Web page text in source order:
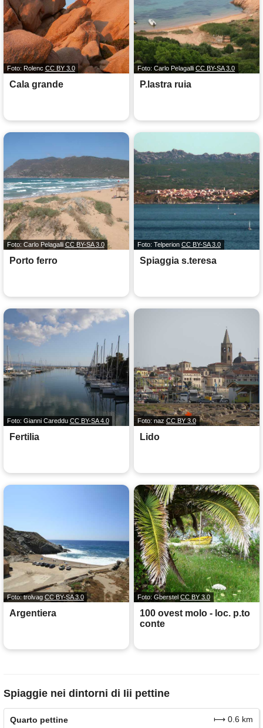
Foto: Rolenc CC BY 3.0
Cala grande
Foto: Carlo Pelagalli CC BY-SA 3.0
P.lastra ruia
Foto: Carlo Pelagalli CC BY-SA 3.0
Porto ferro
Foto: Telperion CC BY-SA 3.0
Spiaggia s.teresa
Foto: Gianni Careddu CC BY-SA 4.0
Fertilia
Foto: naz CC BY 3.0
Lido
Foto: trolvag CC BY-SA 3.0
Argentiera
Foto: Gberstel CC BY 3.0
100 ovest molo - loc. p.to
conte
Spiaggie nei dintorni di Iii pettine
Quarto pettine
⟼ 0.6 km